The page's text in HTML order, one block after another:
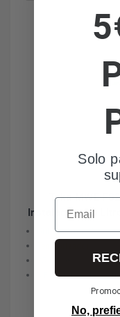
Teka MWE
Instalación 25
Grill de 1000W
Temporizador
3 Funciones de
Solo
Email
No,